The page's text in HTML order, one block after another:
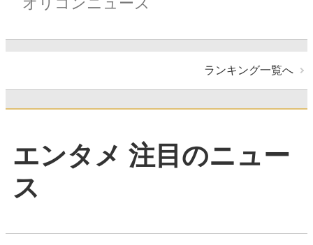
ランキング一覧へ
エンタメ 注目のニュー
ス